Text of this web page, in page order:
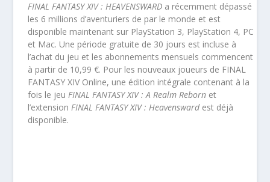
FINAL FANTASY XIV : HEAVENSWARD a récemment dépassé
les 6 millions d’aventuriers de par le monde et est
disponible maintenant sur PlayStation 3, PlayStation 4, PC
et Mac. Une période gratuite de 30 jours est incluse à
l’achat du jeu et les abonnements mensuels commencent
à partir de 10,99 €. Pour les nouveaux joueurs de FINAL
FANTASY XIV Online, une édition intégrale contenant à la
fois le jeuFINAL FANTASY XIV : A Realm Reborn et
l’extensionFINAL FANTASY XIV : Heavensward est déjà
disponible.